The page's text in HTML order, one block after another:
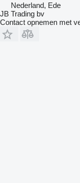
Nederland, Ede
JB Trading bv
Contact opnemen met